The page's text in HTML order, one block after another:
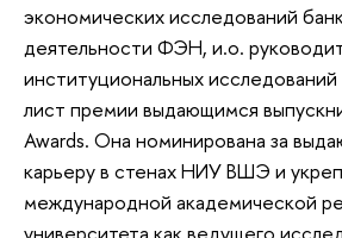
экономических исследований
деятельности ФЭН, и.о.
институциональных
лист премии выдающимся
Awards. Она номинирована за
карьеру в стенах НИУ ВШЭ и
международной академической